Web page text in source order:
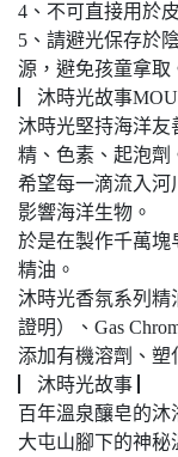
4、不可直接用於
5、請避光保存於
源，避免孩童拿取
▏沐時光故事
沐時光堅持海洋友
精、色素、起泡劑
希望每一滴流入河
影響海洋生物。
於是在製作千萬塊
精油。
沐時光香氛系列精
證明）、Gas
添加有機溶劑、塑
▏沐時光故事 ▏
百年溫泉釀皂的沐
大屯山腳下的神